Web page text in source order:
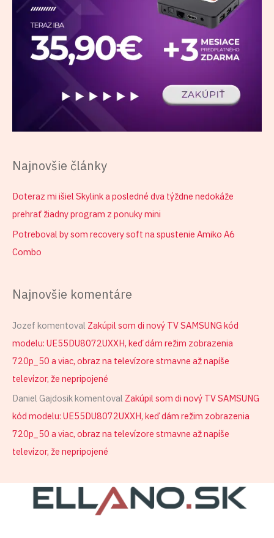
Najnovšie články
Doteraz mi išiel Skylink a posledné dva týždne nedokáže
prehrať žiadny program z ponuky mini
Potreboval by som recovery soft na spustenie Amiko A6
Combo
Najnovšie komentáre
Jozef komentoval Zakúpil som di nový TV SAMSUNG kód
modelu: UE55DU8072UXXH, keď dám režim zobrazenia
720p_50 a viac, obraz na televízore stmavne až napíše
televízor, že nepripojené
Daniel Gajdosikkomentoval Zakúpil som di nový TV SAMSUNG
kód modelu: UE55DU8072UXXH, keď dám režim zobrazenia
720p_50 a viac, obraz na televízore stmavne až napíše
televízor, že nepripojené